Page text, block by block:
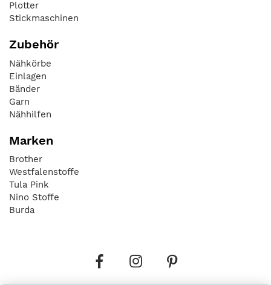
Plotter
Stickmaschinen
Zubehör
Nähkörbe
Einlagen
Bänder
Garn
Nähhilfen
Marken
Brother
Westfalenstoffe
Tula Pink
Nino Stoffe
Burda